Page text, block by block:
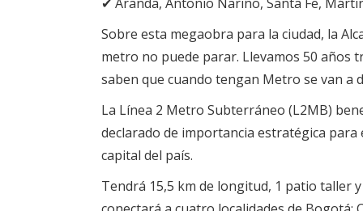
Sobre esta megaobra para la ciudad, la
metro no puede parar. Llevamos 50 años
saben que cuando tengan Metro se van a
La Línea 2 Metro Subterráneo (L2MB)
declarado de importancia estratégica
capital del país.
Tendrá 15,5 km de longitud, 1 patio taller